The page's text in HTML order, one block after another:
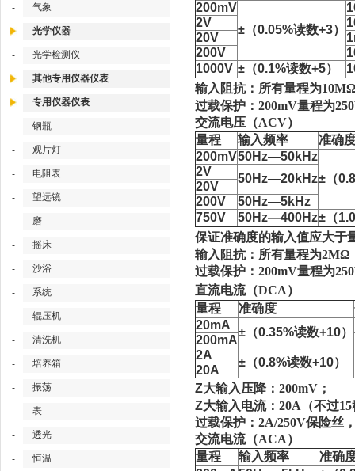
- 气象
光学仪器
- 光学检测仪
其他专用仪器仪表
专用仪器仪表
- 钢瓶
- 观片灯
- 电阻表
- 望远镜
- 磨
- 摇床
- 沙浴
- 系统
- 辊压机
- 清洗机
- 培养箱
- 振荡
- 表
- 透光
- 恒温
200mV
±（0.05%读数+3）
2V
20V
200V
1000V ±（0.1%读数+5）
输入阻抗：所有量程为
过载保护： 200mV量程为
交流电压（ACV）
量程
输入频率
准确
200mV50Hz—50kHz
±（
2V
50Hz—20kHz
20V
200V
50Hz—5kHz
750V
50Hz—400Hz±（
保证准确度的输入值应大于
输入阻抗：所有量程为2MΩ
过载保护： 200mV量程为
直流电流（DCA）
量程
准确度
20mA
±（0.35%读数+10）
200mA
2A
±（0.8%读数+10）
20A
Z大输入压降： 200mV；
Z大输入电流： 20A（不过
过载保护： 2A/250V保险丝
交流电流（ACA）
量程
输入频率
准确